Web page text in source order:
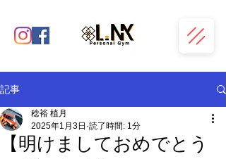
記事
【明けましておめでとう
稔裕 植月
2025年1月3日 読了時間: 1分